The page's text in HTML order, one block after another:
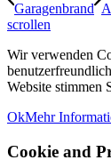
Garagenbrand
scrollen
Wir verwenden
Website stimmen
OkMehr
Cookie and